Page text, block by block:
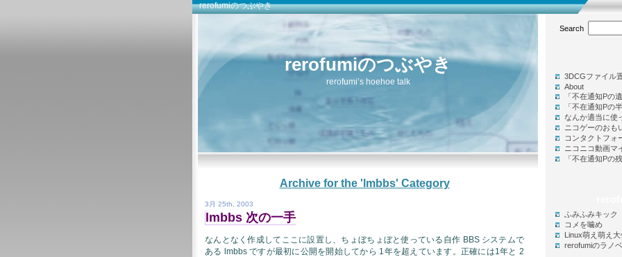
rerofumiのつぶやき
rerofumiのつぶやき
rerofumi’s hoehoe talk
Archive for the 'lmbbs' Category
3月 25th, 2003
lmbbs 次の一手
なんとなく作成してここに設置し、ちょぼちょぼと使っている自作 BBS システムで
ある lmbbs ですが最初に公開を開始してから 1年を超えています。正確には1年と 2
Search
3DCGファイル
About
「不在通知Pの
「不在通知Pの
なんか適当に使
ニコゲーのおも
コンタクトフォ
ニコニコ動画マ
「不在通知Pの
ふみふみキック
コメを噛め
Linux萌え萌え
rerofumiのラノ